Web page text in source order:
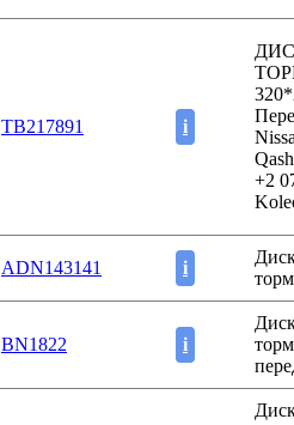
TB217891 i
+2
ADN143141 i
BN1822 i